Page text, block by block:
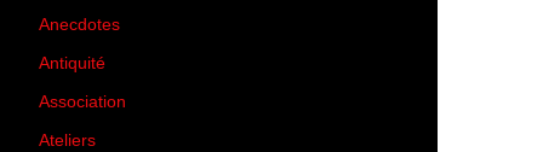
Anecdotes
Antiquité
Association
Ateliers